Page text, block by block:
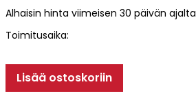
Grillit ja pihakeittiöt
Tiilet
Alhaisin hinta viimeisen 30 päivän ajalta
Toimitusaika:
Lisää ostoskoriin